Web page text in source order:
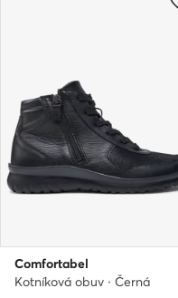
Comfortabel
Kotníková obuv · Černá